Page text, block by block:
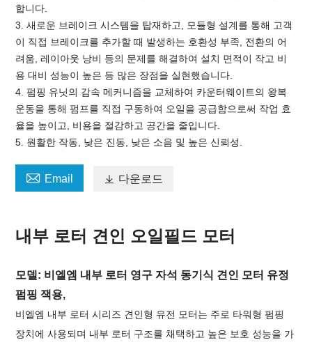
합니다.
3. 새로운 브레이크 시스템을 탑재하고, 모듈형 설계를 통해 고객
이 직접 브레이크를 추가할 때 발생하는 호환성 부족, 전환의 어
려움, 레이아웃 낭비 등의 문제를 해결하여 설치 면적이 작고 비
용 대비 성능이 높은 등 많은 장점을 실현했습니다.
4. 펌핑 유닛의 감속 메커니즘을 교체하여 카운터웨이트의 왕복
운동을 통해 펌프를 직접 구동하여 오일을 공급함으로써 작업 효
율을 높이고, 비용을 절감하고 공간을 줄입니다.
5. 원활한 작동, 낮은 진동, 낮은 소음 및 높은 신뢰성.
 Email  다운로드
내부 로터 견인 오일필드 모터
모델: 비엘엠 내부 로터 영구 자석 동기식 견인 모터 유정
펌핑 잭용,
비엘엠 내부 로터 시리즈 견인형 유전 모터는 주로 타워형 펌핑
장치에 사용되며 내부 로터 구조를 채택하고 높은 보호 성능을 가